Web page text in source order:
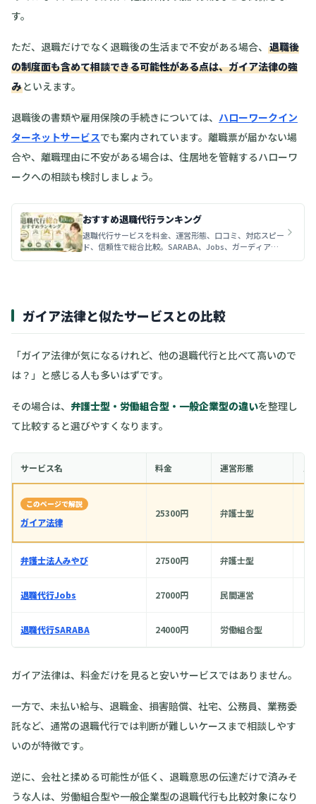
す。
ただ、退職だけでなく退職後の生活まで不安がある場合、 退職後
の制度面も含めて相談できる可能性がある点は、ガイア法律の強
み といえます。
退職後の書類や雇用保険の手続きについては、 ハローワークイン
ターネットサービスでも案内されています。離職票が届かない場
合や、離職理由に不安がある場合は、住居地を管轄するハローワ
ークへの相談も検討しましょう。
おすすめ退職代行ランキング
退職代行サービスを料金、運営形態、口コミ、対応スピー
ド、信頼性で総合比較。SARABA、Jobs、ガーディア
ガイア法律と似たサービスとの比較
「ガイア法律が気になるけれど、他の退職代行と比べて高いので
は？」と感じる人も多いはずです。
その場合は、 弁護士型・労働組合型・一般企業型の違いを整理し
て比較すると選びやすくなります。
サービス名 料金 運営形態
このページで解説
ガイア法律
25300円 弁護士型
弁護士法人みやび 27500円 弁護士型
退職代行Jobs 27000円 民間運営
退職代行SARABA 24000円 労働組合型
ガイア法律は、料金だけを見ると安いサービスではありません。
一方で、未払い給与、退職金、損害賠償、社宅、公務員、業務委
託など、通常の退職代行では判断が難しいケースまで相談しやす
いのが特徴です。
逆に、会社と揉める可能性が低く、退職意思の伝達だけで済みそ
うな人は、労働組合型や一般企業型の退職代行も比較対象になり